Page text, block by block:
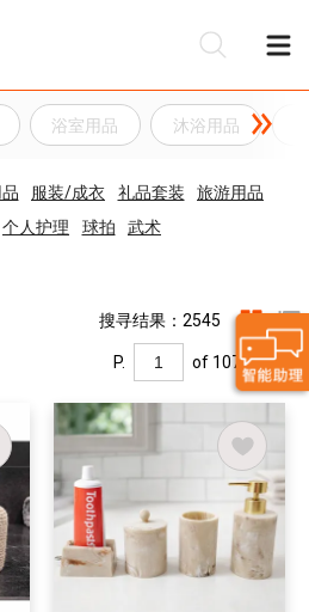
浴室用品 沐浴用品
服装/成衣 礼品套装
旅游用品
个人护理 球拍 武术
搜寻结果：2545
P. of 107